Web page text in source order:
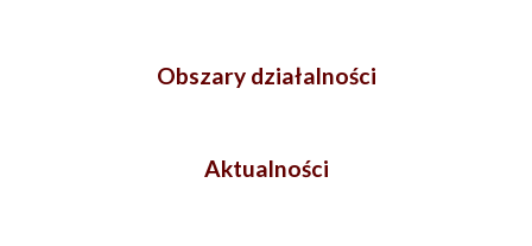
Obszary działalności
Aktualności